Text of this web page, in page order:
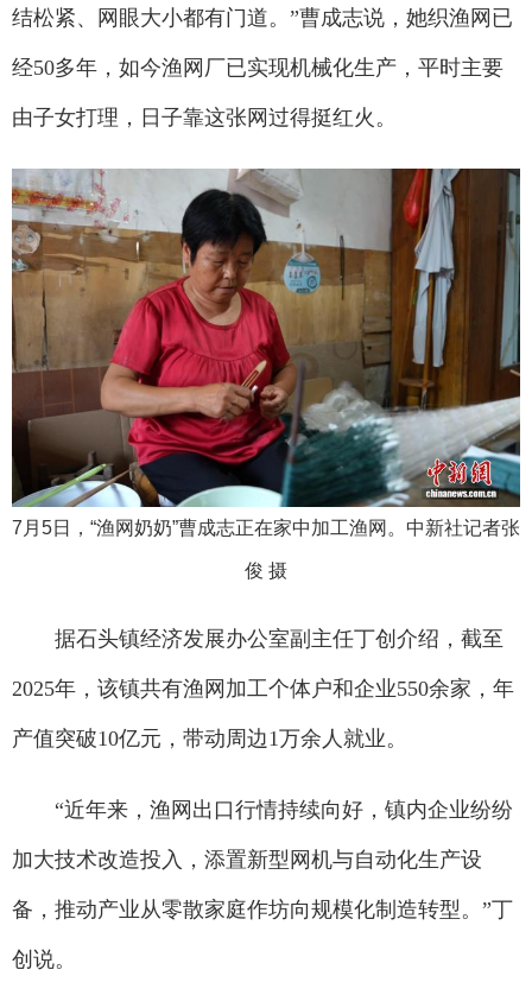
结松紧、网眼大小都有门道。”曹成志说，她织渔网已
经50多年，如今渔网厂已实现机械化生产，平时主要
由子女打理，日子靠这张网过得挺红火。
7月5日，“渔网奶奶”曹成志正在家中加工渔网。中新社记者张
俊 摄
据石头镇经济发展办公室副主任丁创介绍，截至
2025年，该镇共有渔网加工个体户和企业550余家，年
产值突破10亿元，带动周边1万余人就业。
“近年来，渔网出口行情持续向好，镇内企业纷纷
加大技术改造投入，添置新型网机与自动化生产设
备，推动产业从零散家庭作坊向规模化制造转型。”丁
创说。